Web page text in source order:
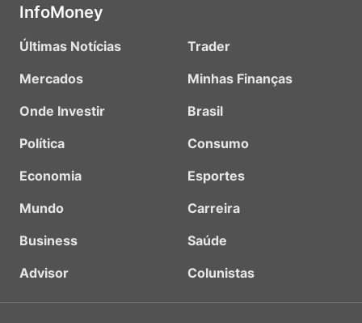
InfoMoney
Últimas Notícias
Mercados
Onde Investir
Política
Economia
Mundo
Business
Advisor
Trader
Minhas Finanças
Brasil
Consumo
Esportes
Carreira
Saúde
Colunistas